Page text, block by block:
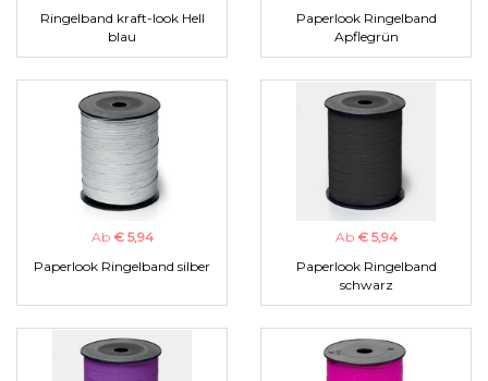
Ringelband kraft-look Hell
blau
Paperlook Ringelband
Apflegrün
Ab € 5,94
Paperlook Ringelband silber
Ab € 5,94
Paperlook Ringelband
schwarz